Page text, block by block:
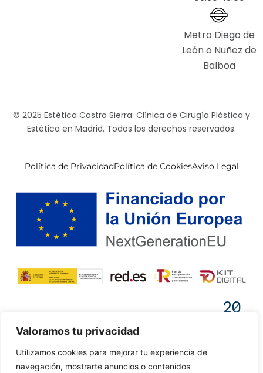
Valoramos tu privacidad
Utilizamos cookies para mejorar tu experiencia de
navegación, mostrarte anuncios o contenidos
Metro Diego de
León o Nuñez de
Balboa
© 2025 Estética Castro Sierra: Clínica de Cirugía Plástica y
Estética en Madrid. Todos los derechos reservados.
Política de PrivacidadPolítica de CookiesAviso Legal